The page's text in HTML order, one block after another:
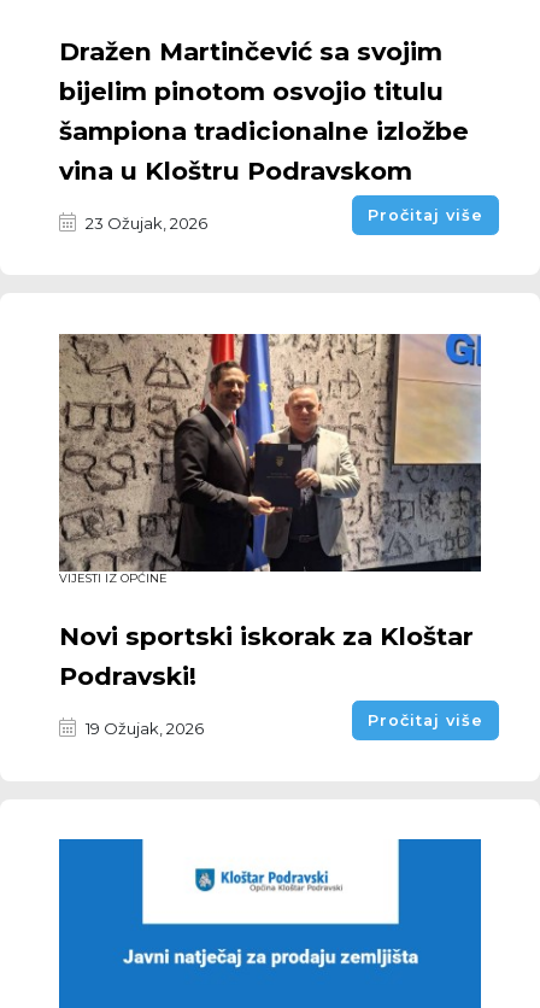
Dražen Martinčević sa svojim
bijelim pinotom osvojio titulu
šampiona tradicionalne izložbe
vina u Kloštru Podravskom
23 Ožujak, 2026 Pročitaj više
VIJESTI IZ OPĆINE
Novi sportski iskorak za Kloštar
Podravski!
19 Ožujak, 2026 Pročitaj više